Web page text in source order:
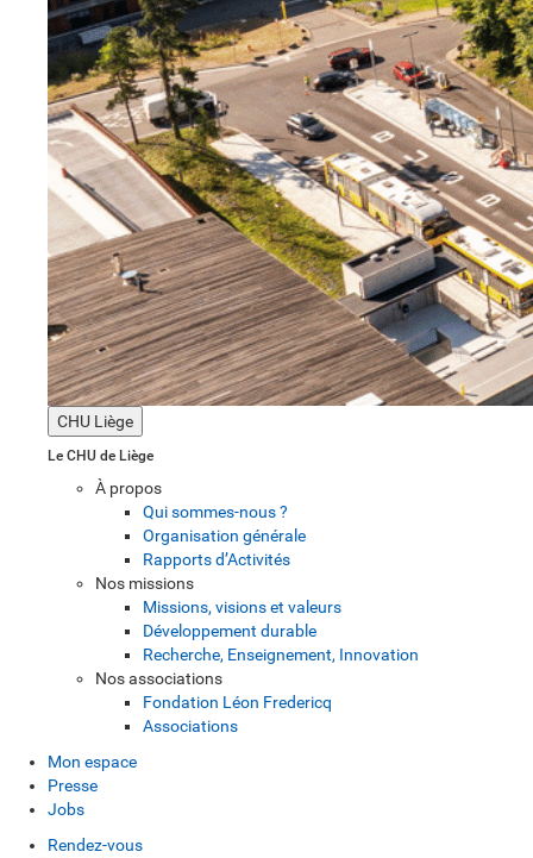
CHU Liège
Le CHU de Liège
À propos
Qui sommes-nous ?
Organisation générale
Rapports d’Activités
Nos missions
Missions, visions et valeurs
Développement durable
Recherche, Enseignement, Innovation
Nos associations
Fondation Léon Fredericq
Associations
Mon espace
Presse
Jobs
Rendez-vous